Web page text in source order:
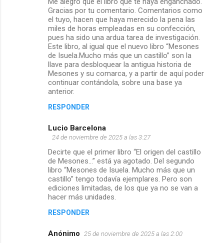
Gracias por tu comentario. Comentarios como
el tuyo, hacen que haya merecido la pena las
miles de horas empleadas en su confección,
pues ha sido una ardua tarea de investigación.
Este libro, al igual que el nuevo libro “Mesones
de Isuela.Mucho más que un castillo” son la
llave para desbloquear la antigua historia de
Mesones y su comarca, y a partir de aquí poder
continuar contándola, sobre una base ya
anterior.
RESPONDER
Lucio Barcelona
24 de noviembre de 2025 a las 3:27
Decirte que el primer libro “El origen del castillo
de Mesones…” está ya agotado. Del segundo
libro “Mesones de Isuela. Mucho más que un
castillo” tengo todavía ejemplares. Pero son
ediciones limitadas, de los que ya no se van a
hacer más unidades.
RESPONDER
Anónimo 25 de noviembre de 2025 a las 2:00